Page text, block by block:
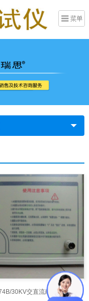
SLK2674B/30KV交直流耐压测试仪,交流耐电压测试仪